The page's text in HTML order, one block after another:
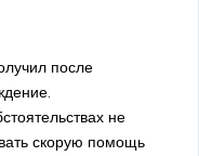
после
не
скорую помощь